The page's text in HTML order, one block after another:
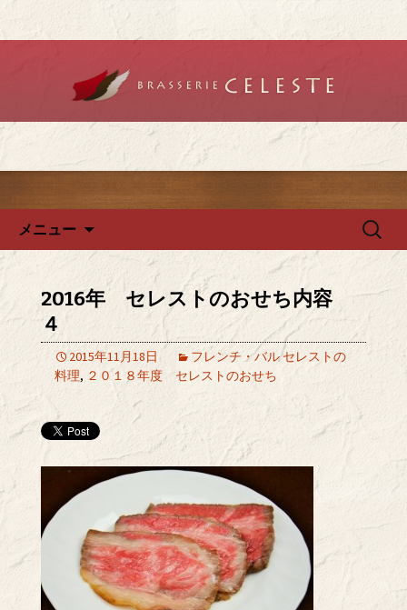
堺のフレンチ「ブラッスリー
セレスト」で、ランチ・ディ
ナーを
堺のフレンチ「ブラットリーセレス
ト」で記念日やデートを
メニュー
検
2016年 セレストのおせち内容
４
2015年11月18日
フレンチ・バル セレストの
料理, ２０１８年度 セレストのおせち